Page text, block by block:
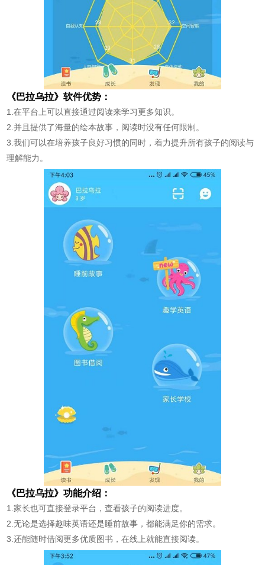
《巴拉乌拉》软件优势：
1.在平台上可以直接通过阅读来学习更多知识。
2.并且提供了海量的绘本故事，阅读时没有任何限制。
3.我们可以在培养孩子良好习惯的同时，着力提升所有孩子的阅读与
理解能力。
《巴拉乌拉》功能介绍：
1.家长也可直接登录平台，查看孩子的阅读进度。
2.无论是选择趣味英语还是睡前故事，都能满足你的需求。
3.还能随时借阅更多优质图书，在线上就能直接阅读。